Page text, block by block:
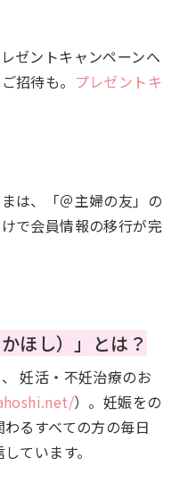
ゼントキャンペーンへ
招待も。 プレゼントキ
は、「＠主婦の友」の
で会員情報の移行が完
ほし）」とは？
妊活・不妊治療のお
）。妊娠をの
るすべての方の毎日
ています。